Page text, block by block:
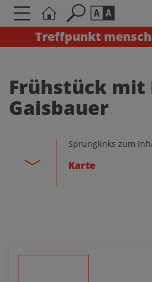
Treffpunkt
Schriftgröße
A AA
Kontrasteinstellungen
A
Frühstück mit
Gaisbauer
Sprunglinks zum
Karte